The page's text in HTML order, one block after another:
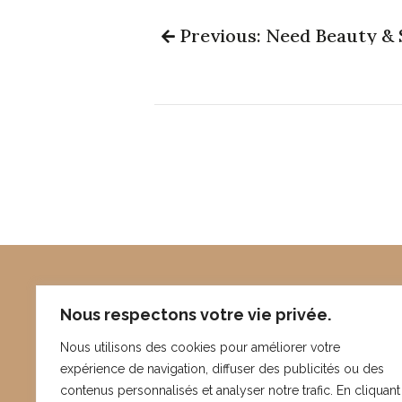
Nous respectons votre vie privée.
Nous utilisons des cookies pour améliorer votre
expérience de navigation, diffuser des publicités ou des
contenus personnalisés et analyser notre trafic. En cliquant
Previous: Need Beauty &